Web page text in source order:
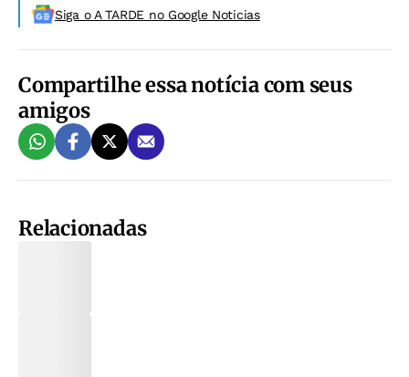
Siga o A TARDE no Google Noticias
Compartilhe essa notícia com seus
amigos
Relacionadas